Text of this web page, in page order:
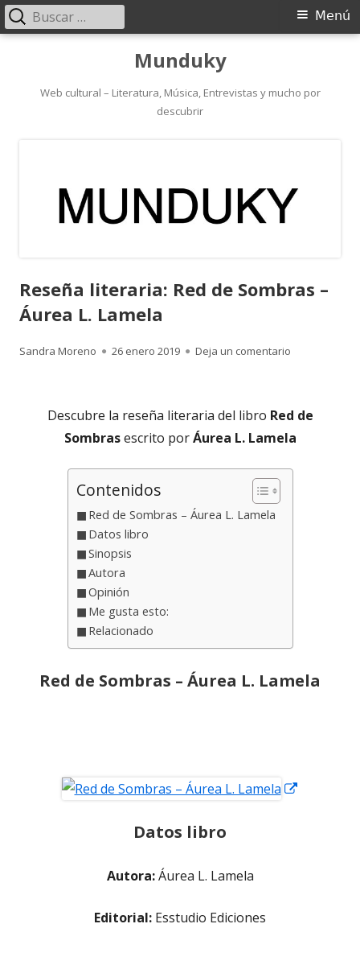
contenido
Munduky
Web cultural – Literatura, Música, Entrevistas y mucho por
descubrir
Menú
Menú
Buscar:
Reseña literaria: Red de Sombras –
Áurea L. Lamela
Autor
Sandra Moreno
Publicado
26 enero 2019 Deja un comentario
Descubre la reseña literaria del libro Red de
Sombrasescrito porÁurea L. Lamela
Contenidos
Red de Sombras – Áurea L. Lamela
Datos libro
Sinopsis
Autora
Opinión
Me gusta esto:
Relacionado
Red de Sombras – Áurea L. Lamela
Datos libro
Autora:Áurea L. Lamela
Editorial: Esstudio Ediciones